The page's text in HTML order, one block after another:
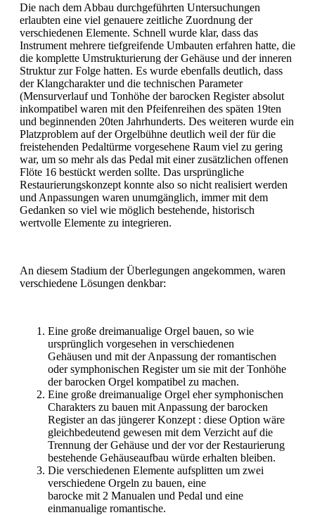
Die nach dem Abbau durchgeführten Untersuchungen
erlaubten eine viel genauere zeitliche Zuordnung der
verschiedenen Elemente. Schnell wurde klar, dass das
Instrument mehrere tiefgreifende Umbauten erfahren hatte, die
die komplette Umstrukturierung der Gehäuse und der inneren
Struktur zur Folge hatten. Es wurde ebenfalls deutlich, dass
der Klangcharakter und die technischen Parameter
(Mensurverlauf und Tonhöhe der barocken Register absolut
inkompatibel waren mit den Pfeifenreihen des späten 19ten
und beginnenden 20ten Jahrhunderts. Des weiteren wurde ein
Platzproblem auf der Orgelbühne deutlich weil der für die
freistehenden Pedaltürme vorgesehene Raum viel zu gering
war, um so mehr als das Pedal mit einer zusätzlichen offenen
Flöte 16 bestückt werden sollte. Das ursprüngliche
Restaurierungskonzept konnte also so nicht realisiert werden
und Anpassungen waren unumgänglich, immer mit dem
Gedanken so viel wie möglich bestehende, historisch
wertvolle Elemente zu integrieren.
An diesem Stadium der Überlegungen angekommen, waren
verschiedene Lösungen denkbar:
Eine große dreimanualige Orgel bauen, so wie
ursprünglich vorgesehen in verschiedenen
Gehäusen und mit der Anpassung der romantischen
oder symphonischen Register um sie mit der Tonhöhe
der barocken Orgel kompatibel zu machen.
Eine große dreimanualige Orgel eher symphonischen
Charakters zu bauen mit Anpassung der barocken
Register an das jüngerer Konzept : diese Option wäre
gleichbedeutend gewesen mit dem Verzicht auf die
Trennung der Gehäuse und der vor der Restaurierung
bestehende Gehäuseaufbau würde erhalten bleiben.
Die verschiedenen Elemente aufsplitten um zwei
verschiedene Orgeln zu bauen, eine
barocke mit 2 Manualen und Pedal und eine
einmanualige romantische.